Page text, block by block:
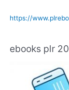
https://
ebooks plr